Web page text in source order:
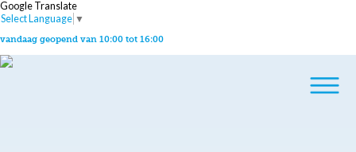
Google Translate
Select Language ▼
vandaag geopend van 10:00 tot 16:00